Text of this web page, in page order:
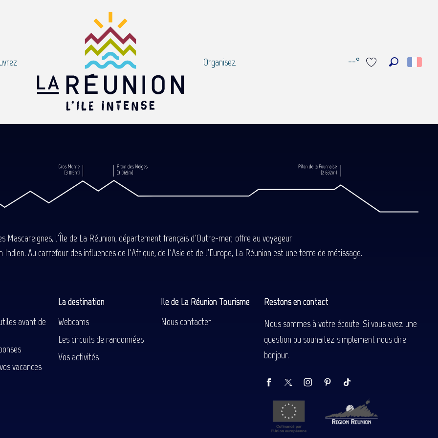
--°
Organisez
Mascareignes, l'Île de La Réunion, département français d'Outre-mer, offre au voyageur
Au carrefour des influences de l'Afrique, de l'Asie et de l'Europe, La Réunion est une terre de métissage.
avant de
vacances
La destination
Webcams
Les circuits de randonnées
Vos activités
Ile de La Réunion Tourisme
Nous contacter
Restons en contact
Nous sommes à votre écoute. Si vous avez une
question ou souhaitez simplement nous dire
bonjour.